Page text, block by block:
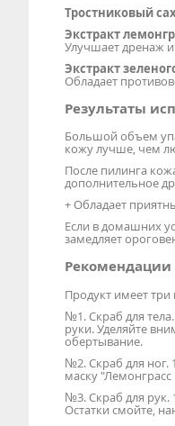
Тростниковый
Экстракт
Улучшает дренаж и
Экстракт
Обладает
Результаты
Большой объем
кожу лучше, чем
После пилинга
дополнительное
+ Обладает
Если в домашних
замедляет
Продукт имеет три
№1. Скраб для
руки. Уделяйте
обертывание.
№2. Скраб для ног.
маску
№3. Скраб для рук.
Остатки смойте,